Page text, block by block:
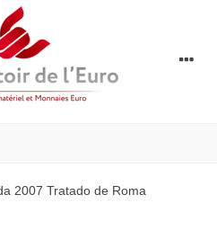
2007 Tratado de Roma